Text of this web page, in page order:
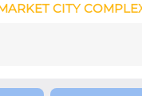
BISWAS